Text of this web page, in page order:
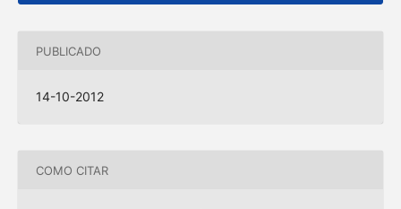
PUBLICADO
14-10-2012
COMO CITAR